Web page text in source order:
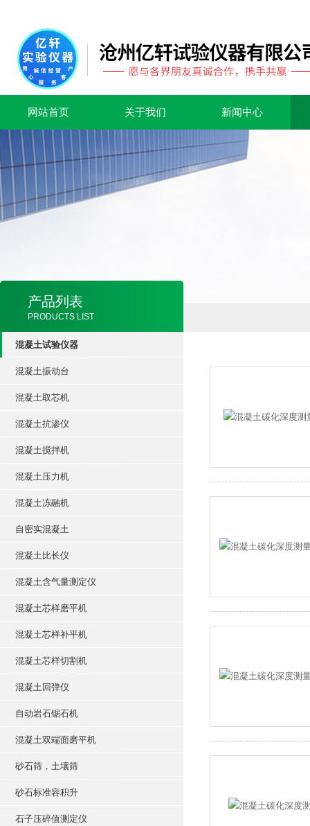
网站首页 关于我们 新闻中心
产品列表
PRODUCTS LIST
混凝土试验仪器
混凝土振动台
混凝土取芯机
混凝土抗渗仪
混凝土搅拌机
混凝土压力机
混凝土冻融机
自密实混凝土
混凝土比长仪
混凝土含气量测定仪
混凝土芯样磨平机
混凝土芯样补平机
混凝土芯样切割机
混凝土回弹仪
自动岩石锯石机
混凝土双端面磨平机
砂石筛，土壤筛
砂石标准容积升
石子压碎值测定仪